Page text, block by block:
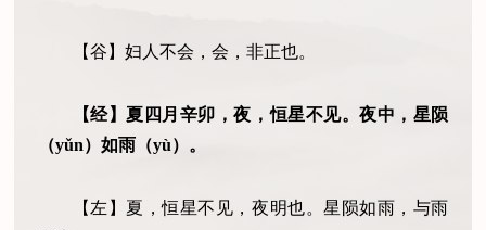
【谷】妇人不会，会 ， 非正也。
【经】夏四月辛卯，夜，恒星不见。夜中，星陨
（yǔn） 如雨（yù） 。
【左】夏，恒星不见，夜明也。星陨如雨，与雨